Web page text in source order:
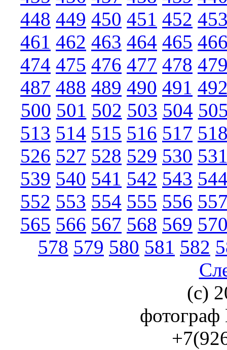
448 449 450 451 452
461 462 463 464 465
474 475 476 477 478
487 488 489 490 491
500 501 502 503 504
513 514 515 516 517
526 527 528 529 530
539 540 541 542 543
552 553 554 555 556
565 566 567 568 569
578 579 580 581 582
(с)